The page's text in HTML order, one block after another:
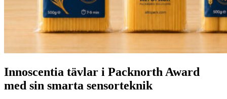
Innoscentia tävlar i Packnorth Award
med sin smarta sensorteknik